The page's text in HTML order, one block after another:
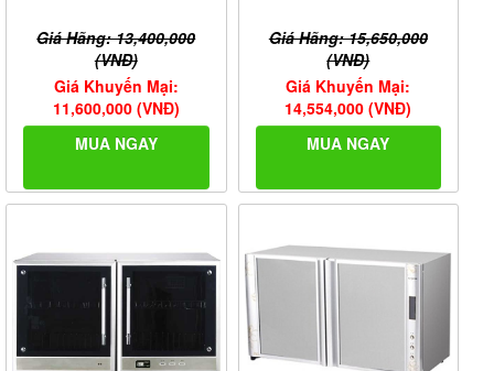
Giá Hãng: 13,400,000
(VNĐ)
Giá Khuyến Mại:
11,600,000 (VNĐ)
MUA NGAY
Giá Hãng: 15,650,000
(VNĐ)
Giá Khuyến Mại:
14,554,000 (VNĐ)
MUA NGAY